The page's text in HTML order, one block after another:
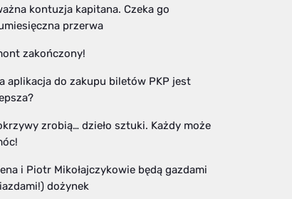
kontuzja kapitana. Czeka go
przerwa
zakończony!
aplikacja do zakupu biletów PKP jest
zrobią… dzieło sztuki. Każdy może
i Piotr Mikołajczykowie będą gazdami
dożynek